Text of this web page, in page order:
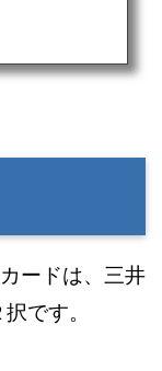
ードは、三井
です。